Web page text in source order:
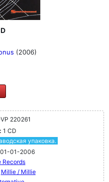
(2006)
220261
1 CD
упаковка.
01-01-2006
Records
Millie / Millie